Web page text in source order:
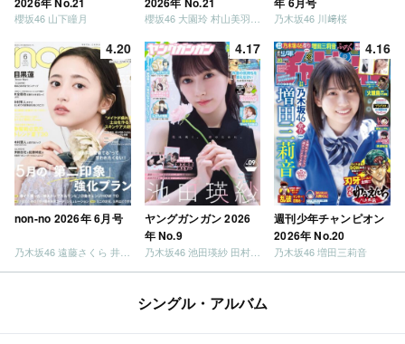
櫻坂46 山下瞳月 乃木坂46 川﨑桜
4.20
non-no 2026年 6月号
4.17
ヤングガンガン 2026
年 No.9
乃木坂46 池田瑛紗 田村真佑
4.16
週刊少年チャンピオン
2026年 No.20
乃木坂46 増田三莉音
シングル・アルバム